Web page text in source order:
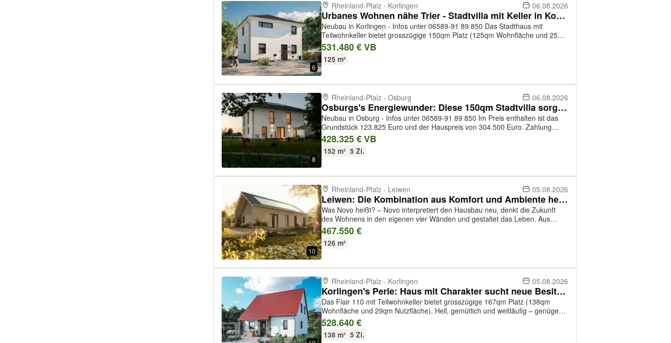
6
Rheinland-Pfalz - Korlingen 06.08.2026
Urbanes Wohnen nähe Trier - Stadtvilla mit Keller in Korlingen
Neubau in Korlingen - Infos unter 06589-91 89 850 Das Stadthaus mit
Teilwohnkeller bietet grosszügige 150qm Platz (125qm Wohnfläche und 25qm
Nutzfläche). Hell, gemütlich und weitläufig – genügend Raum zum Entfalten
531.480 € VB
125 m²
8
Rheinland-Pfalz - Osburg 06.08.2026
Osburgs's Energiewunder: Diese 150qm Stadtvilla sorgt nicht nur für Komfort...
Neubau in Osburg - Infos unter 06589-91 89 850 Im Preis enthalten ist das
Grundstück 123.825 Euro und der Hauspreis von 304.500 Euro. Zahlung
erfolgt nach Baufortschritt in Raten. Das Haus wird schlüsselfertig in massiver
Bauweise Stein auf Ste...
428.325 € VB
152 m² 5 Zi.
10
Rheinland-Pfalz - Leiwen 05.08.2026
Leiwen: Die Kombination aus Komfort und Ambiente heisst NOVO
Was Novo heißt? – Novo interpretiert den Hausbau neu, denkt die Zukunft
des Wohnens in den eigenen vier Wänden und gestaltet das Leben. Aus
Leidenschaft heraus planen wir für Sie entlang des Alltags, machen
Architektur greifbar und denken nachhalt...
467.550 €
126 m²
Rheinland-Pfalz - Korlingen 05.08.2026
Korlingen's Perle: Haus mit Charakter sucht neue Besitzer - inklusive gratis Sonnenuntergänge! (Keller inkl.)
Das Flair 110 mit Teilwohnkeller bietet grosszügige 167qm Platz (138qm
Wohnfläche und 29qm Nutzfläche). Hell, gemütlich und weitläufig – genügend
Raum zum Entfalten im ganzen Haus. Wohnzimmer und Essbereich sind
miteinander verbunden und die ger...
528.640 €
138 m² 5 Zi.